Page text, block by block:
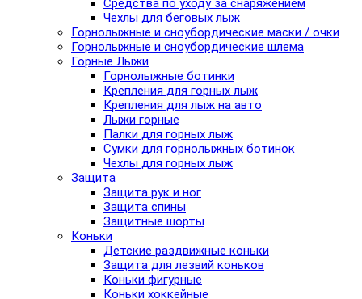
Средства по уходу за снаряжением
Чехлы для беговых лыж
Горнолыжные и сноубордические маски / очки
Горнолыжные и сноубордические шлема
Горные Лыжи
Горнолыжные ботинки
Крепления для горных лыж
Крепления для лыж на авто
Лыжи горные
Палки для горных лыж
Сумки для горнолыжных ботинок
Чехлы для горных лыж
Защита
Защита рук и ног
Защита спины
Защитные шорты
Коньки
Детские раздвижные коньки
Защита для лезвий коньков
Коньки фигурные
Коньки хоккейные